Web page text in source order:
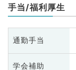
手当/福利厚生
通勤手当
学会補助